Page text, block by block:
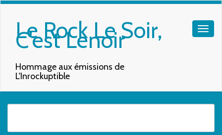
Le Rock Le Soir,
C'est Lenoir
Hommage aux émissions de
L'Inrockuptible